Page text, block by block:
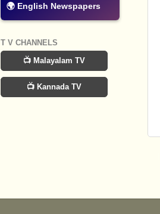
🌍 English Newspapers
T V CHANNELS
📺 Malayalam TV
📺 Kannada TV